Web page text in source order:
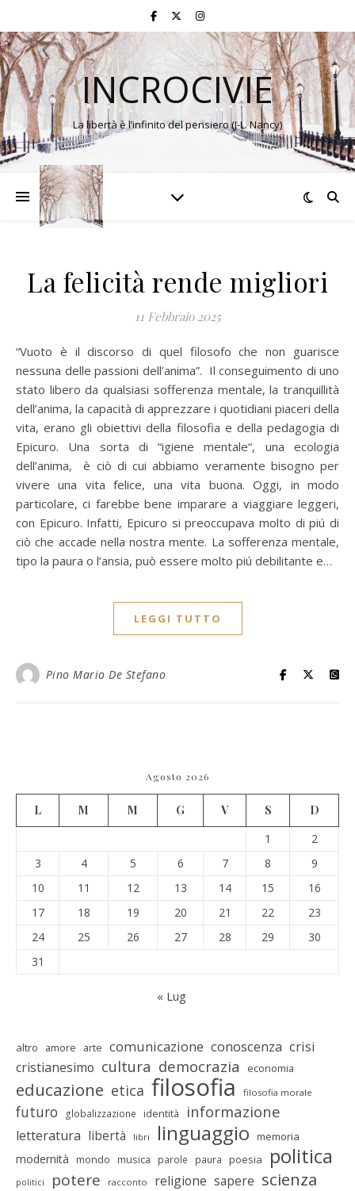
INCROCIVIE
La libertà è l’infinito del pensiero (J-L. Nancy)
La felicità rende migliori
11 Febbraio 2025
“Vuoto è il discorso di quel filosofo che non guarisce
nessuna delle passioni dell’anima”. Il conseguimento di uno
stato libero da qualsiasi sofferenza mentale, la tranquillità
dell’anima, la capacità di apprezzare i quotidiani piaceri della
vita, erano gli obiettivi della filosofia e della pedagogia di
Epicuro. Una sorta di “igiene mentale“, una ecologia
dell’anima, è ciò di cui abbiamo veramente bisogno per
vivere una vita felice, una vita buona. Oggi, in modo
particolare, ci farebbe bene imparare a viaggiare leggeri,
con Epicuro. Infatti, Epicuro si preoccupava molto di piú di
ciò che accade nella nostra mente. La sofferenza mentale,
tipo la paura o l’ansia, può essere molto piú debilitante e…
LEGGI TUTTO
Pino Mario De Stefano
Agosto 2026
L M M G V S
D
1
2
3
4 5 6 7 8
9
10
11 12 13 14 15
16
17
18 19 20 21 22
23
24
25 26 27 28 29
30
31
« Lug
altro amore arte comunicazione conoscenza crisi
cristianesimo cultura democrazia economia
educazione etica filosofia filosofia morale
futuro globalizzazione identità informazione
letteratura libertà libri linguaggio memoria
modernità mondo musica parole paura poesia politica
politici potere racconto religione sapere scienza